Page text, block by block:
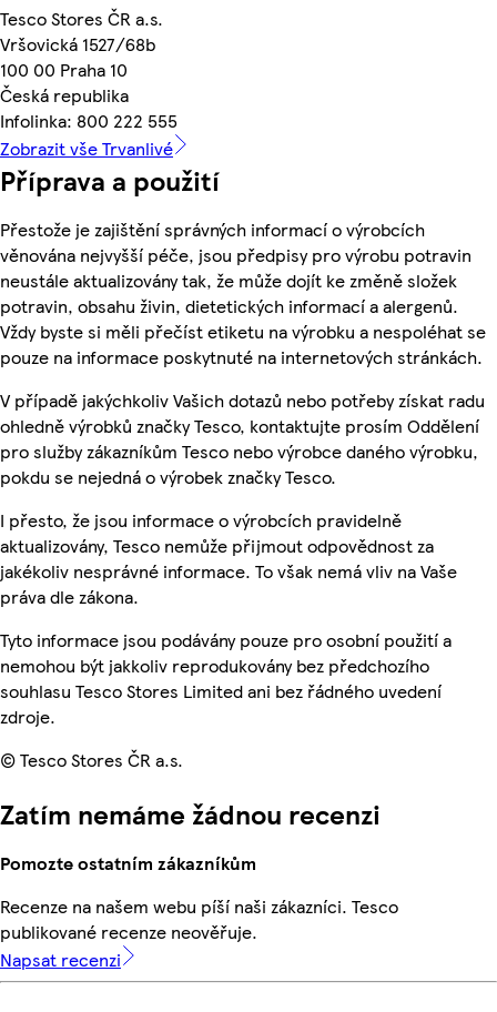
Tesco Stores ČR a.s.
Vršovická 1527/68b
100 00 Praha 10
Česká republika
Infolinka: 800 222 555
Zobrazit vše Trvanlivé
Příprava a použití
Přestože je zajištění správných informací o výrobcích
věnována nejvyšší péče, jsou předpisy pro výrobu potravin
neustále aktualizovány tak, že může dojít ke změně složek
potravin, obsahu živin, dietetických informací a alergenů.
Vždy byste si měli přečíst etiketu na výrobku a nespoléhat se
pouze na informace poskytnuté na internetových stránkách.
V případě jakýchkoliv Vašich dotazů nebo potřeby získat radu
ohledně výrobků značky Tesco, kontaktujte prosím Oddělení
pro služby zákazníkům Tesco nebo výrobce daného výrobku,
pokdu se nejedná o výrobek značky Tesco.
I přesto, že jsou informace o výrobcích pravidelně
aktualizovány, Tesco nemůže přijmout odpovědnost za
jakékoliv nesprávné informace. To však nemá vliv na Vaše
práva dle zákona.
Tyto informace jsou podávány pouze pro osobní použití a
nemohou být jakkoliv reprodukovány bez předchozího
souhlasu Tesco Stores Limited ani bez řádného uvedení
zdroje.
© Tesco Stores ČR a.s.
Zatím nemáme žádnou recenzi
Pomozte ostatním zákazníkům
Recenze na našem webu píší naši zákazníci. Tesco
publikované recenze neověřuje.
Napsat recenzi